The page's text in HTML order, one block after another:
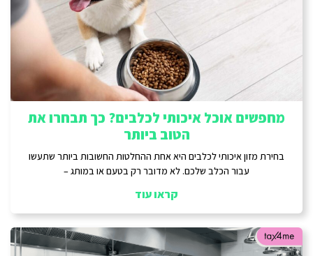
מחפשים אוכל איכותי לכלבים? כך תבחרו את
הטוב ביותר
בחירת מזון איכותי לכלבים היא אחת ההחלטות החשובות ביותר שתעשו
עבור הכלב שלכם. לא מדובר רק בטעם או במותג –
קראו עוד